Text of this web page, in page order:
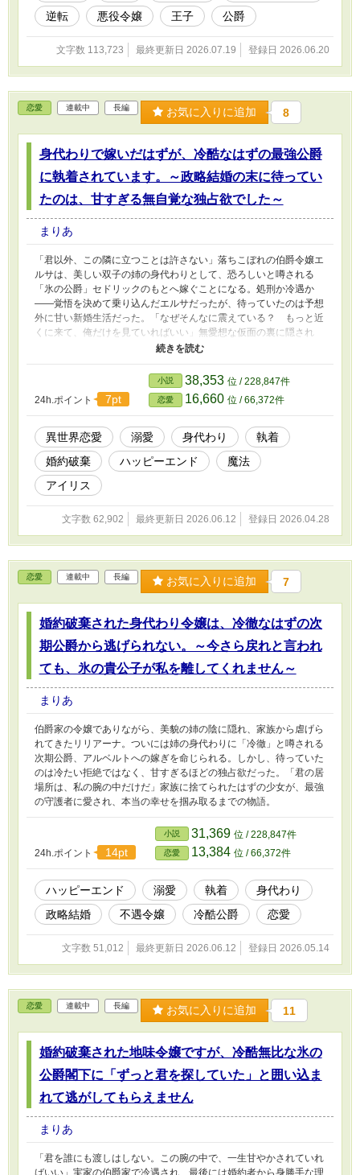
逆転
悪役令嬢 王子 公爵
文字数 113,723 最終更新日 2026.07.19 登録日 2026.06.20
恋愛 連載中 長編 お気に入りに追加 8
身代わりで嫁いだはずが、冷酷なはずの最強公爵
に執着されています。～政略結婚の末に待ってい
たのは、甘すぎる無自覚な独占欲でした～
まりあ
「君以外、この隣に立つことは許さない」落ちこぼれの伯爵令嬢エ
ルサは、美しい双子の姉の身代わりとして、恐ろしいと噂される
「氷の公爵」セドリックのもとへ嫁ぐことになる。処刑か冷遇か
――覚悟を決めて乗り込んだエルサだったが、待っていたのは予想
外に甘い新婚生活だった。「なぜそんなに震えている？ もっと近
くに来て、俺だけを見ていればいい」無愛想な仮面の裏に隠され
た、熱すぎる独占欲と溺愛。居場所のなかった少女が、世界で一番
甘く、重く、愛されるまでの物語。
24h.ポイント 7pt
小説 38,353 位 / 228,847件
恋愛 16,660 位 / 66,372件
異世界恋愛 溺愛 身代わり
執着
婚約破棄
ハッピーエンド
魔法
アイリス
文字数 62,902 最終更新日 2026.06.12 登録日 2026.04.28
恋愛 連載中 長編 お気に入りに追加 7
婚約破棄された身代わり令嬢は、冷徹なはずの次
期公爵から逃げられない。～今さら戻れと言われ
ても、氷の貴公子が私を離してくれません～
まりあ
伯爵家の令嬢でありながら、美貌の姉の陰に隠れ、家族から虐げら
れてきたリリアーナ。ついには姉の身代わりに「冷徹」と噂される
次期公爵、アルベルトへの嫁ぎを命じられる。しかし、待っていた
のは冷たい拒絶ではなく、甘すぎるほどの独占欲だった。「君の居
場所は、私の腕の中だけだ」家族に捨てられたはずの少女が、最強
の守護者に愛され、本当の幸せを掴み取るまでの物語。
24h.ポイント 14pt
小説 31,369 位 / 228,847件
恋愛 13,384 位 / 66,372件
ハッピーエンド 溺愛 執着
身代わり
政略結婚
不遇令嬢 冷酷公爵 恋愛
文字数 51,012 最終更新日 2026.06.12 登録日 2026.05.14
恋愛 連載中 長編 お気に入りに追加 11
婚約破棄された地味令嬢ですが、冷酷無比な氷の
公爵閣下に「ずっと君を探していた」と囲い込ま
れて逃がしてもらえません
まりあ
「君を誰にも渡しはしない。この腕の中で、一生甘やかされていれ